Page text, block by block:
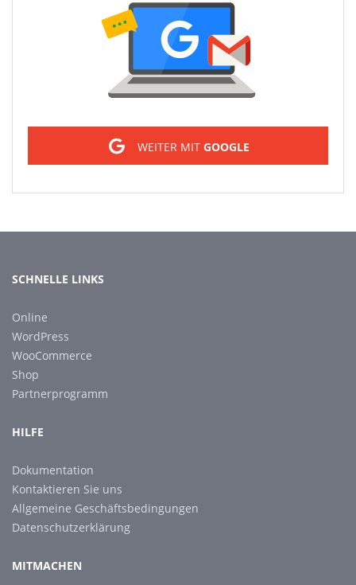
WEITER MIT GOOGLE
SCHNELLE LINKS
Online
WordPress
WooCommerce
Shop
Partnerprogramm
HILFE
Dokumentation
Kontaktieren Sie uns
Allgemeine Geschäftsbedingungen
Datenschutzerklärung
MITMACHEN